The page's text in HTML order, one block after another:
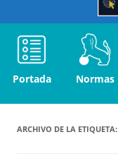
Portada Normas
ARCHIVO DE LA ETIQUETA: